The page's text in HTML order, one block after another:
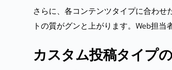
さらに、各コンテンツタイプに合わ
トの質がグンと上がります。Web担当
カスタム投稿タイプ